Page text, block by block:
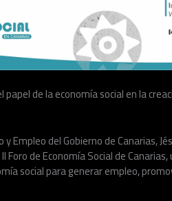
de la economía social en la
Empleo del Gobierno de Canarias,
Foro de Economía Social de
social para generar empleo,